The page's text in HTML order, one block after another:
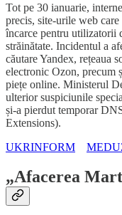
Tot pe 30 ianuarie,
precis, site-urile web
încarce pentru utilizatorii
străinătate. Incidentul a
căutare Yandex, rețeaua
electronic Ozon, precum
piețe online. Ministerul
ulterior suspiciunile
și-a pierdut temporar
Extensions).
UKRINFORM
„Afacerea